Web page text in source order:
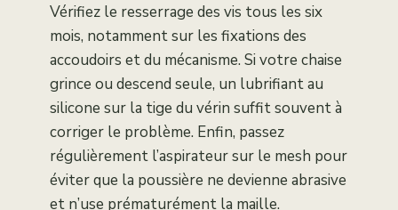
Vérifiez le resserrage des vis tous les six
mois, notamment sur les fixations des
accoudoirs et du mécanisme. Si votre chaise
grince ou descend seule, un lubrifiant au
silicone sur la tige du vérin suffit souvent à
corriger le problème. Enfin, passez
régulièrement l’aspirateur sur le mesh pour
éviter que la poussière ne devienne abrasive
et n’use prématurément la maille.